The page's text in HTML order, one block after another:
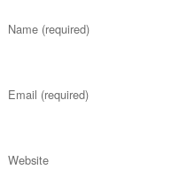
Name (required)
Email (required)
Website